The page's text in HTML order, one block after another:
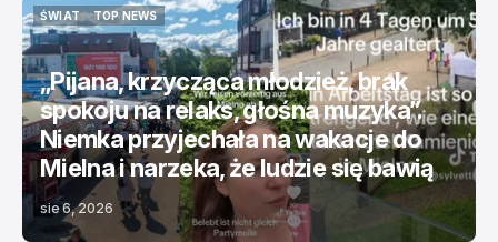
ŚWIAT
ŚWIAT
TOP NEWS
TOP NEWS
„Pijana, krzycząca młodzież, brak
spokoju na relaks, głośna muzyka”.
Niemka przyjechała na wakacje do
Mielna i narzeka, że ludzie się bawią
sie 6, 2026